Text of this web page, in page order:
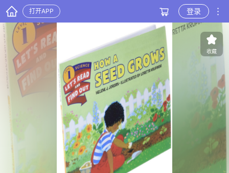
打开APP 登录
收藏